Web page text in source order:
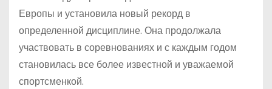
Европы и установила новый рекорд в
определенной дисциплине. Она продолжала
участвовать в соревнованиях и с каждым годом
становилась все более известной и уважаемой
спортсменкой.